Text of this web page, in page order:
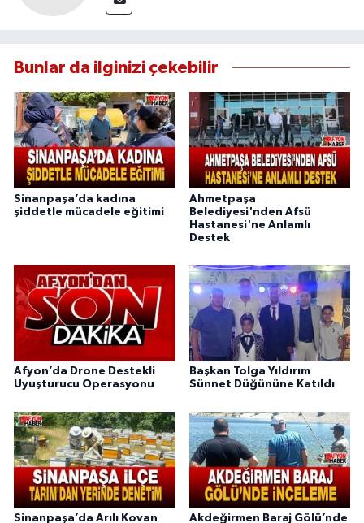
Bunlar da ilginizi çekebilir
Sinanpaşa’da kadına
şiddetle mücadele eğitimi
Ahmetpaşa
Belediyesi'nden Afsü
Hastanesi'ne Anlamlı
Destek
Afyon’da Drone Destekli
Uyuşturucu Operasyonu
Başkan Tolga Yıldırım
Sünnet Düğününe Katıldı
Sinanpaşa’da Arılı Kovan Akdeğirmen Baraj Gölü’nde